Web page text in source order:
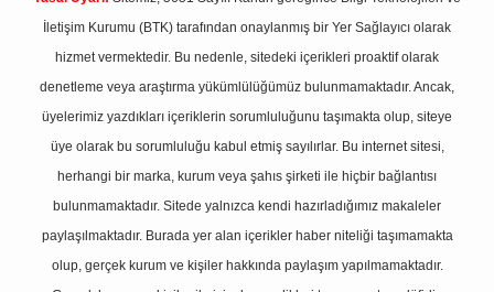
İletişim Kurumu (BTK) tarafından onaylanmış bir Yer Sağlayıcı olarak
hizmet vermektedir. Bu nedenle, sitedeki içerikleri proaktif olarak
denetleme veya araştırma yükümlülüğümüz bulunmamaktadır. Ancak,
üyelerimiz yazdıkları içeriklerin sorumluluğunu taşımakta olup, siteye
üye olarak bu sorumluluğu kabul etmiş sayılırlar. Bu internet sitesi,
herhangi bir marka, kurum veya şahıs şirketi ile hiçbir bağlantısı
bulunmamaktadır. Sitede yalnızca kendi hazırladığımız makaleler
paylaşılmaktadır. Burada yer alan içerikler haber niteliği taşımamakta
olup, gerçek kurum ve kişiler hakkında paylaşım yapılmamaktadır.